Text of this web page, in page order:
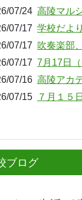
07/24 高陵マル
07/17 学校だよ
07/17 吹奏楽部
07/17 7月17日（
07/16 高陵アカ
07/15
７月１５
ブログ